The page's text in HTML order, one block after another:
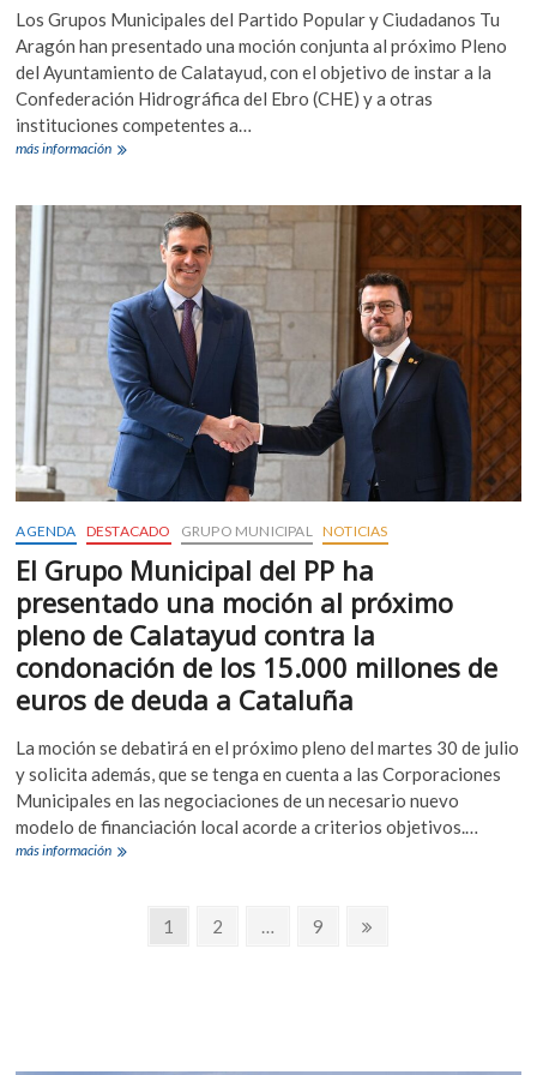
Los Grupos Municipales del Partido Popular y Ciudadanos Tu
Aragón han presentado una moción conjunta al próximo Pleno
del Ayuntamiento de Calatayud, con el objetivo de instar a la
Confederación Hidrográfica del Ebro (CHE) y a otras
instituciones competentes a…
más informaciónEl
Calatayud
reclamará
medidas
urgentes
para
la
limpieza
y
mejora
de
ríos
y
cauces
AGENDA DESTACADO GRUPO MUNICIPAL NOTICIAS
El Grupo Municipal del PP ha
presentado una moción al próximo
pleno de Calatayud contra la
condonación de los 15.000 millones de
euros de deuda a Cataluña
La moción se debatirá en el próximo pleno del martes 30 de julio
y solicita además, que se tenga en cuenta a las Corporaciones
Municipales en las negociaciones de un necesario nuevo
modelo de financiación local acorde a criterios objetivos.…
más informaciónEl
NavegaciónPágina
1 Página
2 Página
9